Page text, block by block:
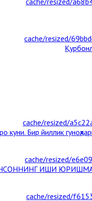
куни. Бир йиллик
ИШИ